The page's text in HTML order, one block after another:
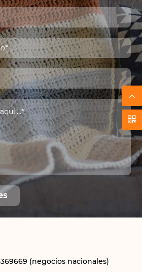
(negocios nacionales)